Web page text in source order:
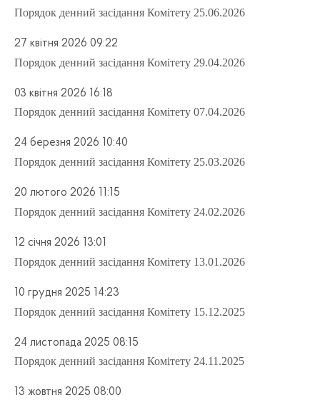
Порядок денний засідання Комітету 25.06.2026
27 квітня 2026 09:22
Порядок денний засідання Комітету 29.04.2026
03 квітня 2026 16:18
Порядок денний засідання Комітету 07.04.2026
24 березня 2026 10:40
Порядок денний засідання Комітету 25.03.2026
20 лютого 2026 11:15
Порядок денний засідання Комітету 24.02.2026
12 січня 2026 13:01
Порядок денний засідання Комітету 13.01.2026
10 грудня 2025 14:23
Порядок денний засідання Комітету 15.12.2025
24 листопада 2025 08:15
Порядок денний засідання Комітету 24.11.2025
13 жовтня 2025 08:00